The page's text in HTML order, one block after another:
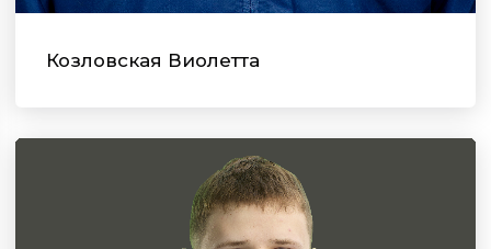
Козловская Виолетта